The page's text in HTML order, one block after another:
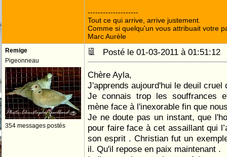
--------------------
Tout ce qui arrive, arrive justement.
Comme si quelqu'un vous attribuait votre
Marc Aurèle
Remige
Pigeonneau
354 messages postés
Posté le 01-03-2011 à
Chère Ayla,
J'apprends aujourd'hui le deuil cruel
Je connais trop les souffrances
mène face à l'inexorable fin que
Je ne doute pas un instant, que
pour faire face à cet assaillant qui
son esprit . Christian fut un
il. Qu'il repose en paix maintenant .